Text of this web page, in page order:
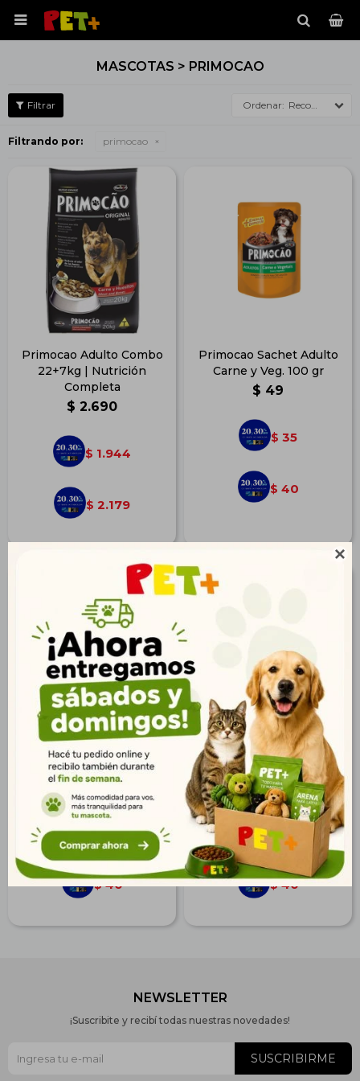


MASCOTAS > PRIMOCAO
Recomendados
Filtrando por: primocao
Primocao Adulto Combo
22+7kg | Nutrición
Completa
$ 2.690
$ 1.944
$ 2.179
Primocao Sachet Adulto
Carne y Veg. 100 gr
$ 49
$ 35
$ 40
Primocao Sachet
Cachorro Pollo 100 gr
$ 49
$ 35
$ 40
Primocao Sachet Adulto
Carne 100 gr
$ 49
$ 35
$ 40
NEWSLETTER
¡Suscribite y recibí todas nuestras novedades!
SUSCRIBIRME